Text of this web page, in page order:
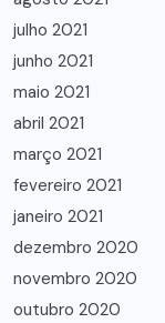
julho 2021
junho 2021
maio 2021
abril 2021
março 2021
fevereiro 2021
janeiro 2021
dezembro 2020
novembro 2020
outubro 2020